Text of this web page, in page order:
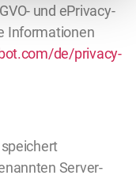
und ePrivacy-
Informationen
de/privacy-
Server-